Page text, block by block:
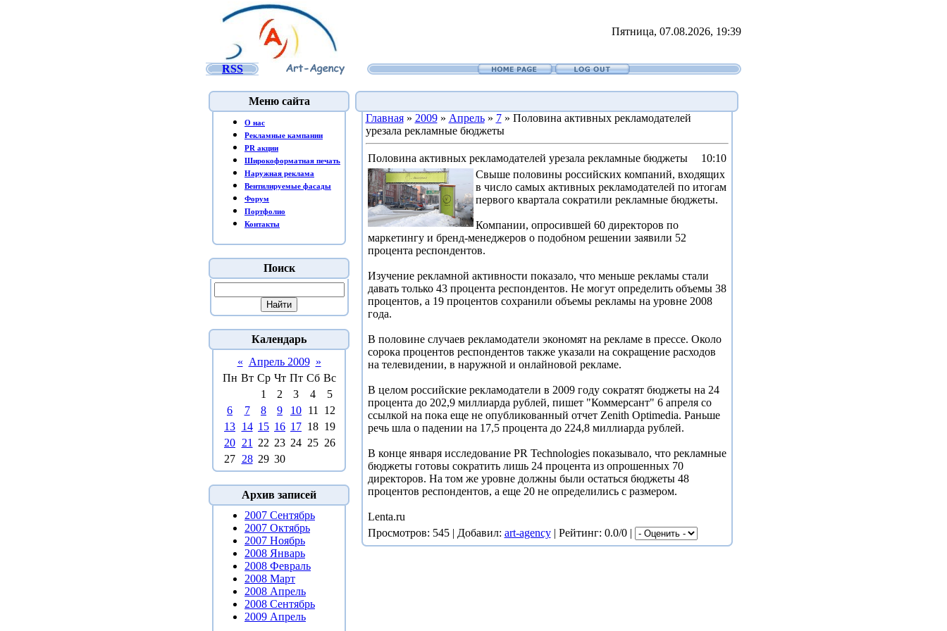
Пятница, 07.08.2026, 19:39
RSS
Меню сайта
O нас
Рекламные кампании
PR акции
Широкоформатная печать
Наружная реклама
Вентилируемые фасады
Форум
Портфолио
Контакты
Поиск
Календарь
« Апрель 2009 »
Пн Вт Ср Чт Пт Сб Вс
1
2 3 4
5
6
7 8 9 10 11
12
13 14 15 16 17 18 19
20 21 22 23 24 25 26
27 28 29 30
Архив записей
2007 Сентябрь
2007 Октябрь
2007 Ноябрь
2008 Январь
2008 Февраль
2008 Март
2008 Апрель
2008 Сентябрь
2009 Апрель
Главная» 2009 » Апрель » 7» Половина активных рекламодателей
урезала рекламные бюджеты
Половина активных рекламодателей урезала рекламные бюджеты
10:10
Свыше половины российских компаний, входящих
в число самых активных рекламодателей по итогам
первого квартала сократили рекламные бюджеты.
Компании, опросившей 60 директоров по
маркетингу и бренд-менеджеров о подобном решении заявили 52
процента респондентов.
Изучение рекламной активности показало, что меньше рекламы стали
давать только 43 процента респондентов. Не могут определить объемы 38
процентов, а 19 процентов сохранили объемы рекламы на уровне 2008
года.
В половине случаев рекламодатели экономят на рекламе в прессе. Около
сорока процентов респондентов также указали на сокращение расходов
на телевидении, в наружной и онлайновой рекламе.
В целом российские рекламодатели в 2009 году сократят бюджеты на 24
процента до 202,9 миллиарда рублей, пишет "Коммерсант" 6 апреля со
ссылкой на пока еще не опубликованный отчет Zenith Optimedia. Раньше
речь шла о падении на 17,5 процента до 224,8 миллиарда рублей.
В конце января исследование PR Technologies показывало, что рекламные
бюджеты готовы сократить лишь 24 процента из опрошенных 70
директоров. На том же уровне должны были остаться бюджеты 48
процентов респондентов, а еще 20 не определились с размером.
Lenta.ru
Просмотров: 545 | Добавил: art-agency| Рейтинг: 0.0/0 |